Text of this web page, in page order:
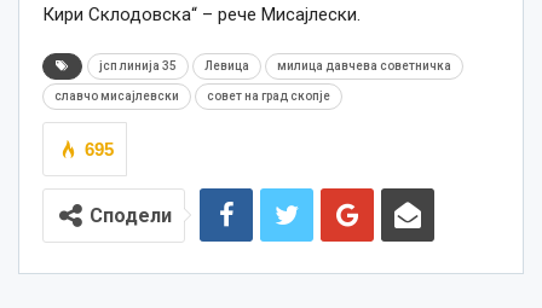
Кири Склодовска“ – рече Мисајлески.
јсп линија 35 Левица милица давчева советничка
славчо мисајлевски совет на град скопје
695
Сподели